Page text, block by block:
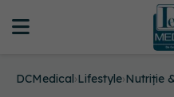
DCMedical›Lifestyle›Nutriție